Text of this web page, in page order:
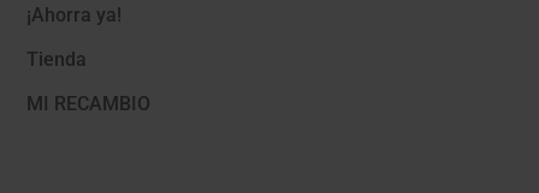
¡Ahorra ya!
Tienda
MI RECAMBIO